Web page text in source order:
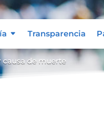
Transparencia
causa de muerte